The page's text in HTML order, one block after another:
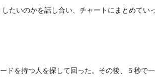
いのかを話し合い、チャートにまとめてい
を持つ人を探して回った。その後、５秒で